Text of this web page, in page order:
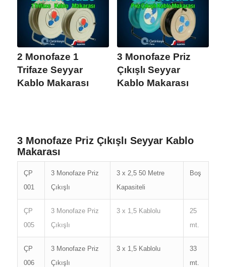
2 Monofaze 1
Trifaze Seyyar
Kablo Makarası
3 Monofaze Priz
Çıkışlı Seyyar
Kablo Makarası
3 Monofaze Priz Çıkışlı Seyyar Kablo
Makarası
ÇP
001
3 Monofaze Priz
Çıkışlı
3 x 2,5 50 Metre
Kapasiteli
Boş
ÇP
005
3 Monofaze Priz
Çıkışlı
3 x 1,5 Kablolu
25
mt.
ÇP
006
3 Monofaze Priz
Çıkışlı
3 x 1,5 Kablolu
33
mt.